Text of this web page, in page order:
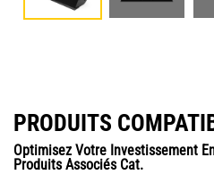
PRODUITS
Optimisez Votre Investissement
Produits Associés Cat.